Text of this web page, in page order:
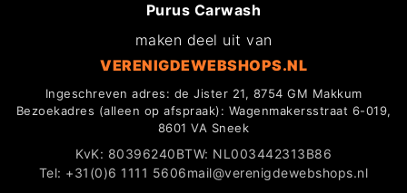
Purus Carwash
maken deel uit van
VERENIGDEWEBSHOPS.NL
Ingeschreven adres: de Jister 21, 8754 GM Makkum
Bezoekadres (alleen op afspraak): Wagenmakersstraat 6-019,
8601 VA Sneek
KvK: 80396240BTW: NL003442313B86
Tel: +31(0)6 1111 5606mail@verenigdewebshops.nl